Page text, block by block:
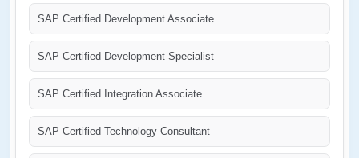
SAP Certified Development Associate
SAP Certified Development Specialist
SAP Certified Integration Associate
SAP Certified Technology Consultant